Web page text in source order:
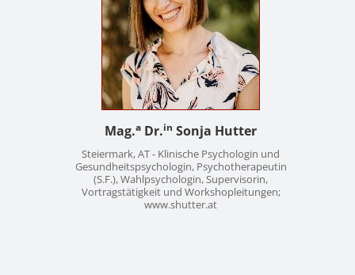
Mag.a Dr.in Sonja Hutter
Steiermark, AT - Klinische Psychologin und
Gesundheitspsychologin, Psychotherapeutin
(S.F.), Wahlpsychologin, Supervisorin,
Vortragstätigkeit und Workshopleitungen;
www.shutter.at